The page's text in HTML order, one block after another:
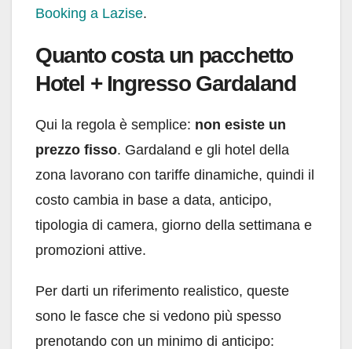
Booking a Lazise.
Quanto costa un pacchetto
Hotel + Ingresso Gardaland
Qui la regola è semplice: non esiste un
prezzo fisso. Gardaland e gli hotel della
zona lavorano con tariffe dinamiche, quindi il
costo cambia in base a data, anticipo,
tipologia di camera, giorno della settimana e
promozioni attive.
Per darti un riferimento realistico, queste
sono le fasce che si vedono più spesso
prenotando con un minimo di anticipo: